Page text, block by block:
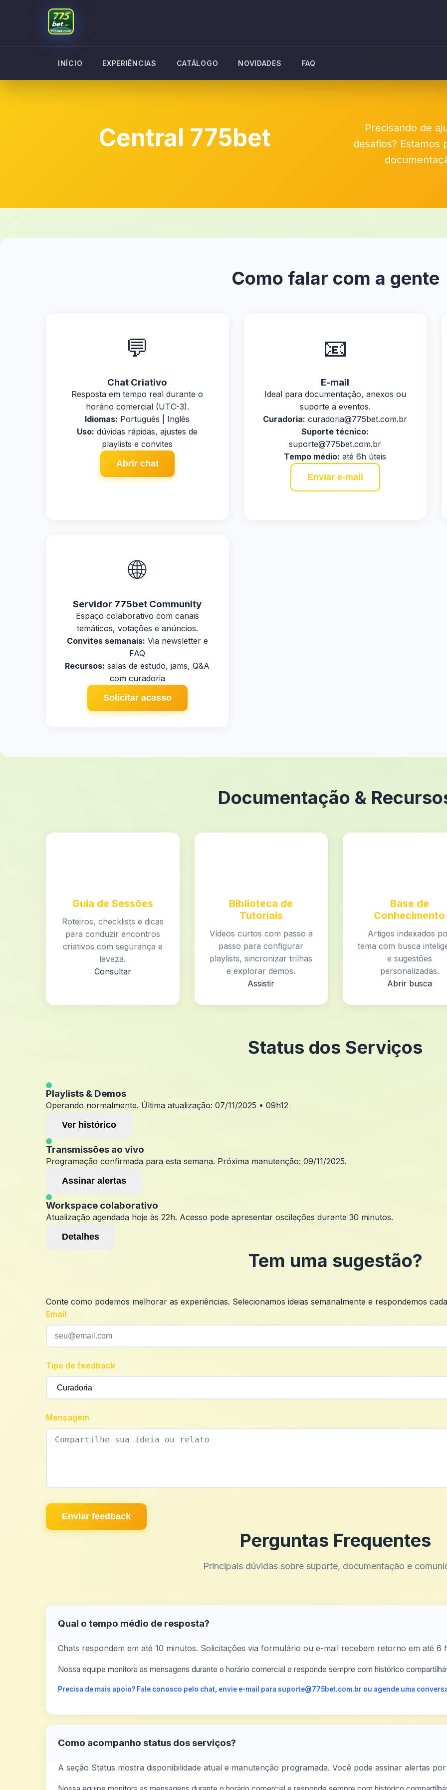
INÍCIO EXPERIÊNCIAS CATÁLOGO NOVIDADES FAQ
Central 775bet
Precisando de
desafios?
Como falar com a gente
💬
Chat Criativo
Resposta em tempo real durante o
horário comercial (UTC-3).
Idiomas: Português | Inglês
Uso: dúvidas rápidas, ajustes de
playlists e convites
Abrir chat
📧
E-mail
Ideal para documentação, anexos ou
suporte a eventos.
Curadoria: curadoria@775bet.com.br
Suporte técnico:
suporte@775bet.com.br
Tempo médio: até 6h úteis
Enviar e-mail
🌐
Servidor 775bet Community
Espaço colaborativo com canais
temáticos, votações e anúncios.
Convites semanais: Via newsletter e
FAQ
Recursos: salas de estudo, jams, Q&A
com curadoria
Solicitar acesso
Documentação &
Guia de Sessões
Roteiros, checklists e dicas
para conduzir encontros
criativos com segurança e
leveza.
Consultar
Biblioteca de
Tutoriais
Vídeos curtos com passo a
passo para configurar
playlists, sincronizar trilhas
e explorar demos.
Assistir
Base de
Conhecimento
Artigos indexados
tema com busca
e sugestões
personalizadas.
Abrir busca
Status dos Serviços
Playlists & Demos
Operando normalmente. Última atualização: 07/11/2025 • 09h12
Ver histórico
Transmissões ao vivo
Programação confirmada para esta semana. Próxima manutenção: 09/11/2025.
Assinar alertas
Workspace colaborativo
Atualização agendada hoje às 22h. Acesso pode apresentar oscilações durante 30 minutos.
Detalhes
Tem uma sugestão?
Conte como podemos melhorar as experiências. Selecionamos ideias semanalmente e respondemos
Email
Tipo de feedback
Mensagem
Enviar feedback
Perguntas Frequentes
Principais dúvidas sobre suporte, documentação e
Qual o tempo médio de resposta?
Chats respondem em até 10 minutos. Solicitações via formulário ou e-mail recebem retorno em até
Nossa equipe monitora as mensagens durante o horário comercial e responde sempre com histórico
Precisa de mais apoio? Fale conosco pelo chat, envie e-mail para suporte@775bet.com.br ou agende uma
Como acompanho status dos serviços?
A seção Status mostra disponibilidade atual e manutenção programada. Você pode assinar alertas